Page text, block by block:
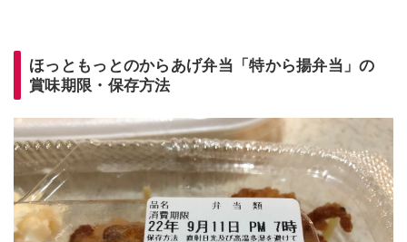
ほっともっとのからあげ弁当「特から揚弁当」の
賞味期限・保存方法